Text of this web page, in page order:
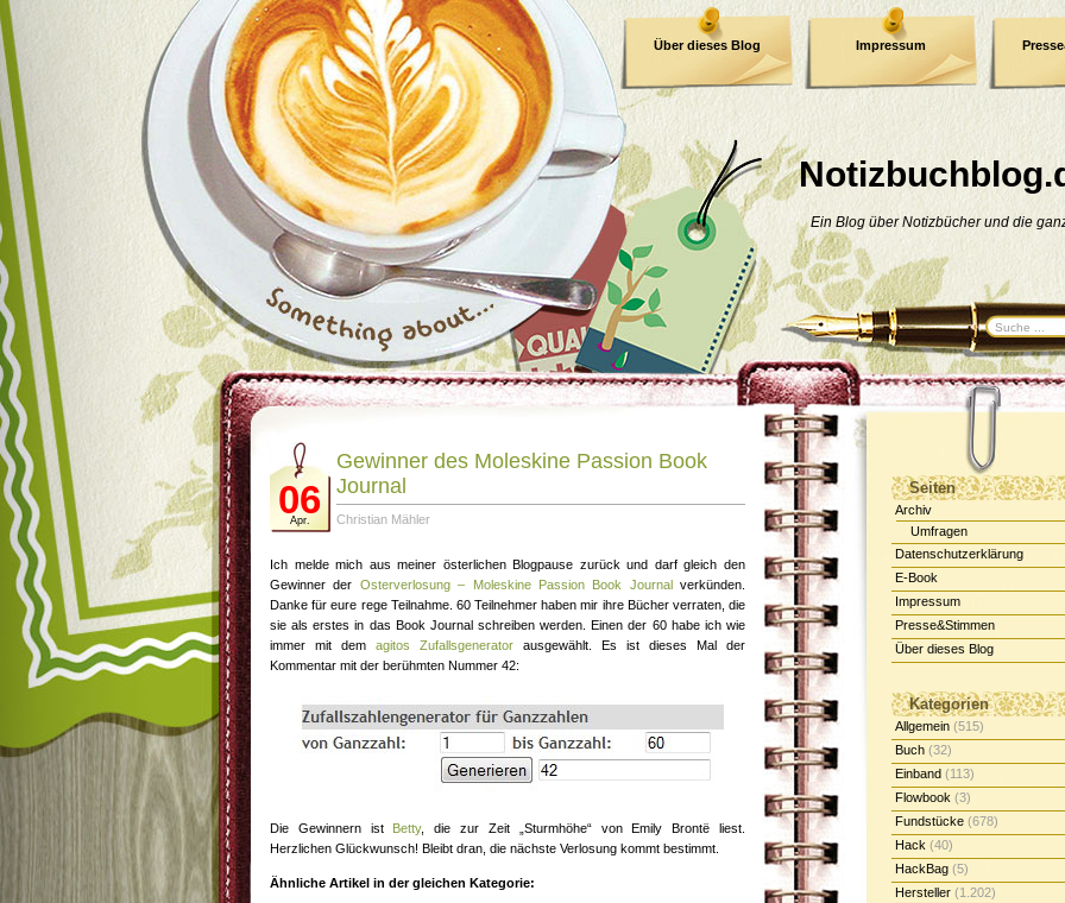
Ein Blog über Notizbücher und die
Über dieses Blog Impressum
Datenschutzerklärung
Seiten
Archiv
Umfragen
Datenschutzerklärung
E-Book
Impressum
Presse&Stimmen
Über dieses Blog
Kategorien
Allgemein (515)
Buch (32)
Einband (113)
Flowbook (3)
Fundstücke (678)
Hack (40)
HackBag (5)
Hersteller (1.202)
06
Apr.
Gewinner des Moleskine Passion Book
Journal
Christian Mähler
Ich melde mich aus meiner österlichen Blogpause zurück und darf gleich den
Gewinner der Osterverlosung – Moleskine Passion Book Journalverkünden.
Danke für eure rege Teilnahme. 60 Teilnehmer haben mir ihre Bücher verraten, die
sie als erstes in das Book Journal schreiben werden. Einen der 60 habe ich wie
immer mit dem agitos Zufallsgenerator ausgewählt. Es ist dieses Mal der
Kommentar mit der berühmten Nummer 42:
Die Gewinnern ist Betty, die zur Zeit „Sturmhöhe“ von Emily Brontë liest.
Herzlichen Glückwunsch! Bleibt dran, die nächste Verlosung kommt bestimmt.
Ähnliche Artikel in der gleichen Kategorie: